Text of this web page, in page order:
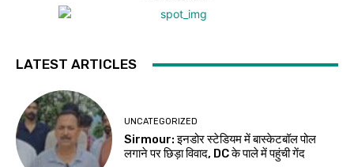
LATEST ARTICLES
UNCATEGORIZED
Sirmour: इनडोर स्टेडियम में बास्केटबॉल पोल
लगाने पर छिड़ा विवाद, DC के पाले में पहुंची गेंद